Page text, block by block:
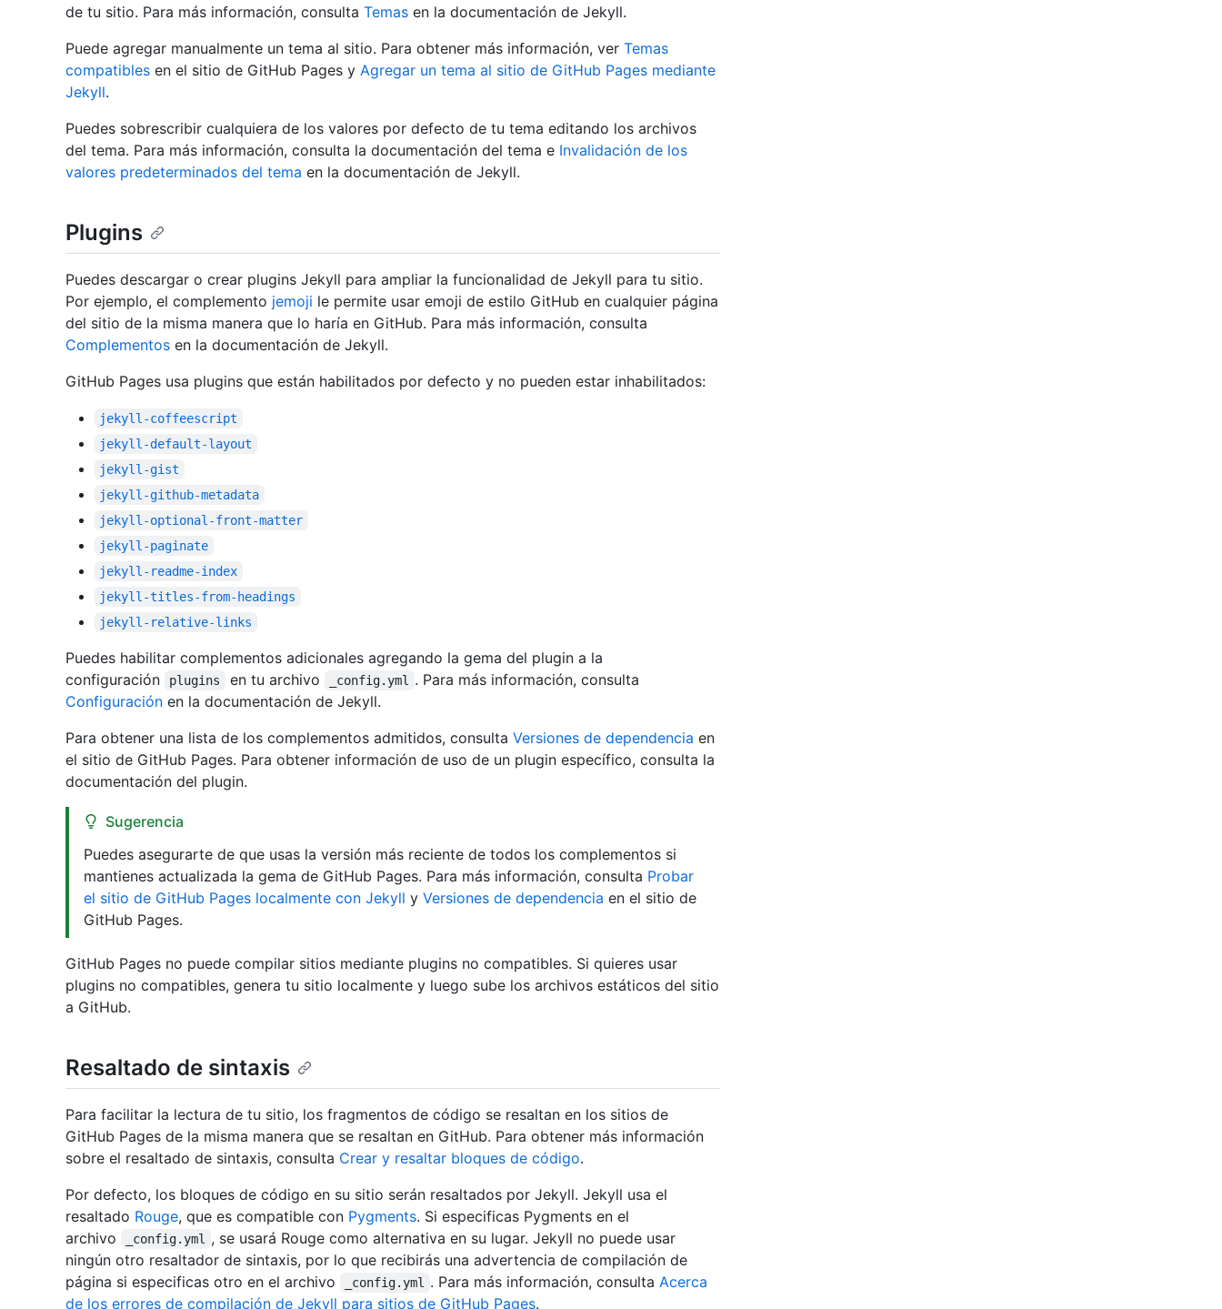
de tu sitio. Para más información, consulta Temas en la documentación de Jekyll.
Puede agregar manualmente un tema al sitio. Para obtener más información, ver Temas
compatibles en el sitio de GitHub Pages y Agregar un tema al sitio de GitHub Pages mediante
Jekyll.
Puedes sobrescribir cualquiera de los valores por defecto de tu tema editando los archivos
del tema. Para más información, consulta la documentación del tema e Invalidación de los
valores predeterminados del tema en la documentación de Jekyll.
Plugins
Puedes descargar o crear plugins Jekyll para ampliar la funcionalidad de Jekyll para tu sitio.
Por ejemplo, el complemento jemoji le permite usar emoji de estilo GitHub en cualquier página
del sitio de la misma manera que lo haría en GitHub. Para más información, consulta
Complementos en la documentación de Jekyll.
GitHub Pages usa plugins que están habilitados por defecto y no pueden estar inhabilitados:
jekyll-coffeescript
jekyll-default-layout
jekyll-gist
jekyll-github-metadata
jekyll-optional-front-matter
jekyll-paginate
jekyll-readme-index
jekyll-titles-from-headings
jekyll-relative-links
Puedes habilitar complementos adicionales agregando la gema del plugin a la
configuración
plugins en tu archivo _config.yml
. Para más información, consulta
Configuración en la documentación de Jekyll.
Para obtener una lista de los complementos admitidos, consulta Versiones de dependencia en
el sitio de GitHub Pages. Para obtener información de uso de un plugin específico, consulta la
documentación del plugin.
Sugerencia
Puedes asegurarte de que usas la versión más reciente de todos los complementos si
mantienes actualizada la gema de GitHub Pages. Para más información, consulta Probar
el sitio de GitHub Pages localmente con Jekyll y Versiones de dependencia en el sitio de
GitHub Pages.
GitHub Pages no puede compilar sitios mediante plugins no compatibles. Si quieres usar
plugins no compatibles, genera tu sitio localmente y luego sube los archivos estáticos del sitio
a GitHub.
Resaltado de sintaxis
Para facilitar la lectura de tu sitio, los fragmentos de código se resaltan en los sitios de
GitHub Pages de la misma manera que se resaltan en GitHub. Para obtener más información
sobre el resaltado de sintaxis, consulta Crear y resaltar bloques de código.
Por defecto, los bloques de código en su sitio serán resaltados por Jekyll. Jekyll usa el
resaltado Rouge, que es compatible con Pygments. Si especificas Pygments en el
archivo
_config.yml
, se usará Rouge como alternativa en su lugar. Jekyll no puede usar
ningún otro resaltador de sintaxis, por lo que recibirás una advertencia de compilación de
página si especificas otro en el archivo
_config.yml . Para más información, consulta Acerca
de los errores de compilación de Jekyll para sitios de GitHub Pages.